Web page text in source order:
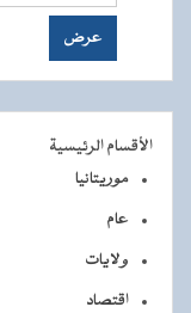
الأقسام الرئيسية
موريتانيا
عام
ولايات
اقتصاد